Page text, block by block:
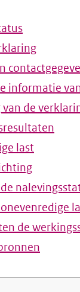
informatie
de
last
de